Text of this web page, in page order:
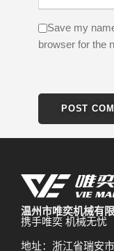
Save my
browser for the
温州市唯奕机械有
携手唯奕 机械无忧
地址：浙江省瑞安